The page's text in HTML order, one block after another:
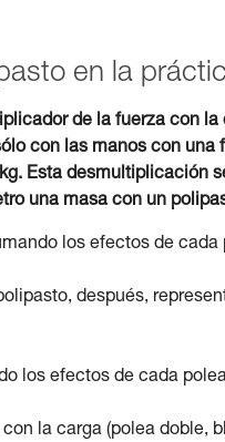
en la
de la fuerza con la
con las manos con una
Esta desmultiplicación
una masa con un
los efectos de cada
después,
los efectos de cada
la carga (polea doble,